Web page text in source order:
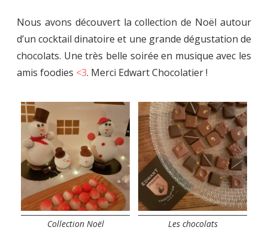
Nous avons découvert la collection de Noël autour
d’un cocktail dinatoire et une grande dégustation de
chocolats. Une très belle soirée en musique avec les
amis foodies <3. Merci Edwart Chocolatier !
Collection Noël Les chocolats